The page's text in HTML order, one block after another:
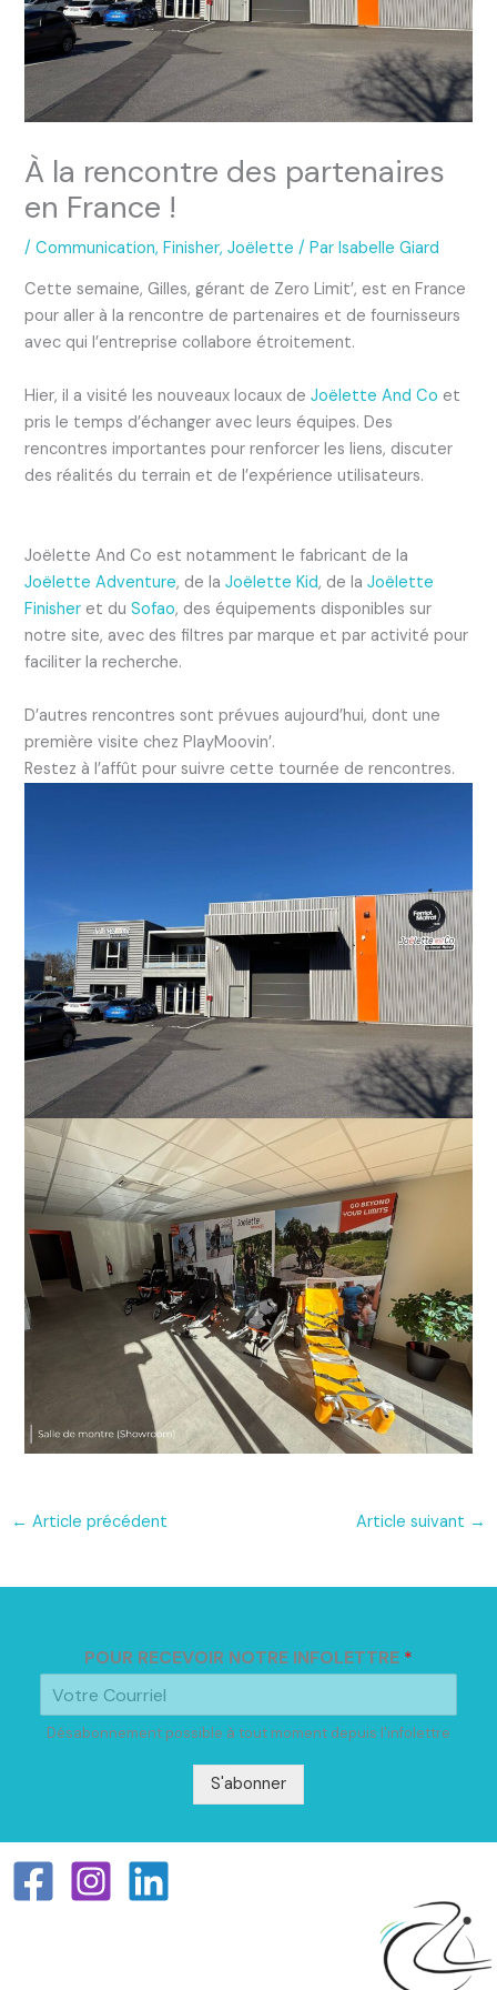
À la rencontre des partenaires
en France !
/Communication,Finisher,Joëlette / ParIsabelle Giard
Cette semaine, Gilles, gérant de Zero Limit’, est en France
pour aller à la rencontre de partenaires et de fournisseurs
avec qui l’entreprise collabore étroitement.
Hier, il a visité les nouveaux locaux deJoëlette And Co et
pris le temps d’échanger avec leurs équipes. Des
rencontres importantes pour renforcer les liens, discuter
des réalités du terrain et de l’expérience utilisateurs.
Joëlette And Co est notamment le fabricant de la
Joëlette Adventure, de laJoëlette Kid, de laJoëlette
Finisher et duSofao, des équipements disponibles sur
notre site, avec des filtres par marque et par activité pour
faciliter la recherche.
D’autres rencontres sont prévues aujourd’hui, dont une
première visite chez PlayMoovin’.
Restez à l’affût pour suivre cette tournée de rencontres.
← Article précédent Article suivant →
POUR RECEVOIR NOTRE INFOLETTRE *
Désabonnement possible à tout moment depuis l'infolettre
S'abonner